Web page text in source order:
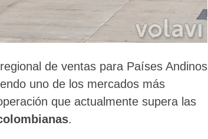
de ventas para Países Andinos
uno de los mercados más
que actualmente supera las
.